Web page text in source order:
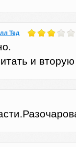
Тед
и вторую